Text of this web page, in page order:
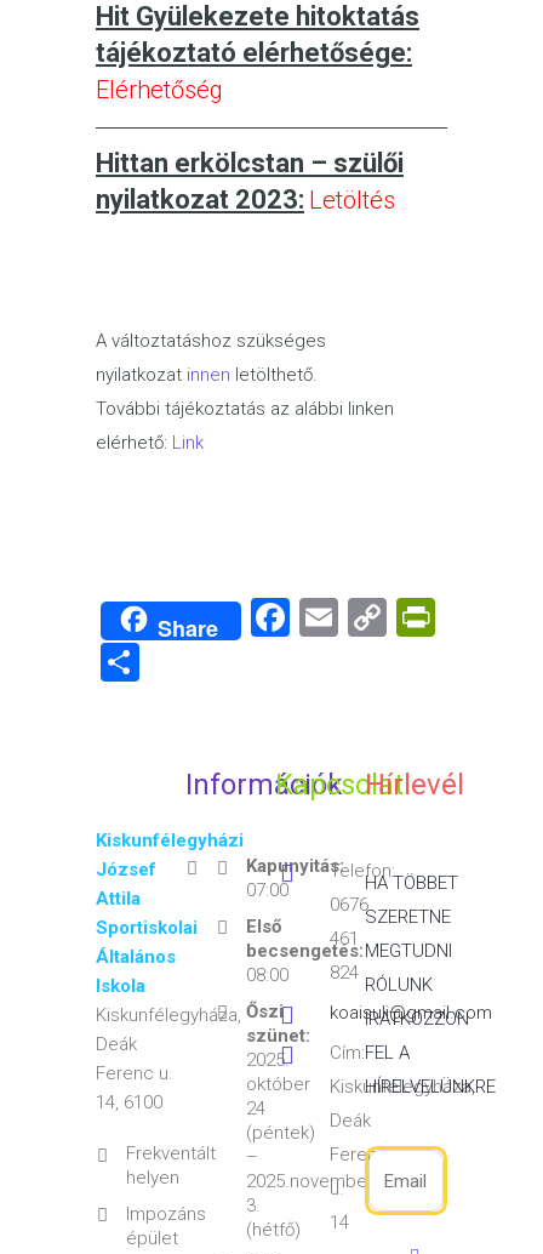
Hit Gyülekezete hitoktatás
tájékoztató elérhetősége:
Elérhetőség
Hittan erkölcstan – szülői
nyilatkozat 2023: Letöltés
A változtatáshoz szükséges
nyilatkozat innen letölthető.
További tájékoztatás az alábbi linken
elérhető: Link
Share Facebook
Email
Copy
Kiskunfélegyházi
József
Attila
Sportiskolai
Általános
Iskola
Kiskunfélegyháza,
Deák
Ferenc u.
14, 6100
Frekventált
helyen
Impozáns
épület
Információk
Kapunyitás:
07:00
Első
becsengetés:
08:00
Őszi
szünet:
2025.
október
24
(péntek)
–
2025.november
3.
(hétfő)
Kapcsolat
Telefon:
0676
461
824
koaisuli@gmail.com
Cím:
Kiskunfélegyháza,
Deák
Ferenc
u.
14
Hírlevél
HA TÖBBET
SZERETNE
MEGTUDNI
RÓLUNK
IRATKOZZON
FEL A
HÍRELVELÜNKRE